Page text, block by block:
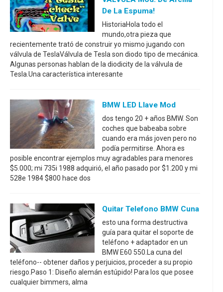
De La Espuma!
HistoriaHola todo el
mundo,otra pieza que
recientemente trató de construir yo mismo jugando con
válvula de TeslaVálvula de Tesla son diodo tipo de mecánica.
Algunas personas hablan de la diodicity de la válvula de
Tesla.Una característica interesante
BMW LED Llave Mod
dos tengo 20 + años BMW. Son
coches que babeaba sobre
cuando era más joven pero no
podía permitirse. Ahora es
posible encontrar ejemplos muy agradables para menores
$5.000; mi 735i 1988 adquirió, el año pasado por $1.200 y mi
528e 1984 $800 hace dos
Quitar Telefono BMW Cuna
esto una forma destructiva
guía para quitar el soporte de
teléfono + adaptador en un
BMW E60 550.La cuna del
teléfono-- obtener daños y perjuicios, proceder a su propio
riesgo.Paso 1: Diseño alemán estúpido! Para los que posee
cualquier bimmers, alma